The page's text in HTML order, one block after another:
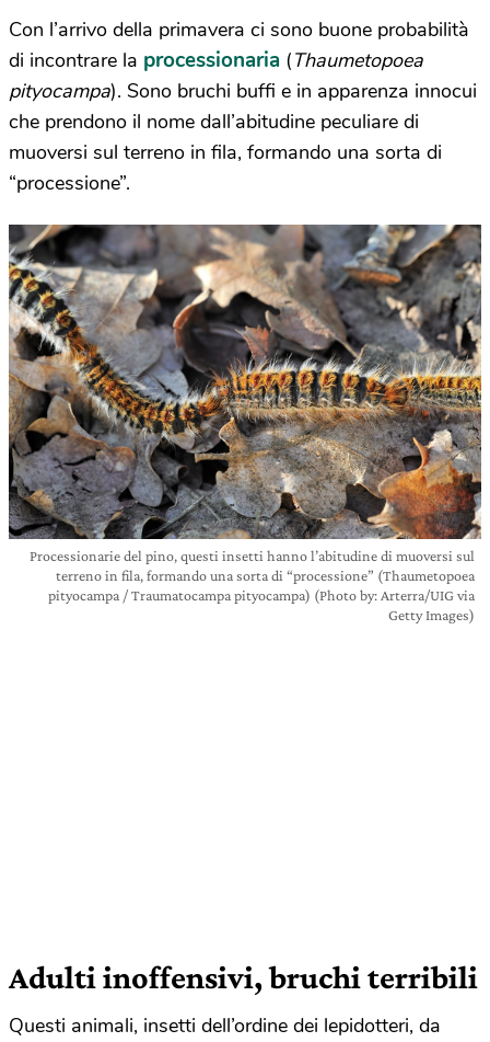
Con l’arrivo della primavera ci sono buone probabilità
di incontrare la processionaria (Thaumetopoea
pityocampa). Sono bruchi buffi e in apparenza innocui
che prendono il nome dall’abitudine peculiare di
muoversi sul terreno in fila, formando una sorta di
“processione”.
Processionarie del pino, questi insetti hanno l’abitudine di muoversi sul
terreno in fila, formando una sorta di “processione” (Thaumetopoea
pityocampa / Traumatocampa pityocampa) (Photo by: Arterra/UIG via
Getty Images)
Adulti inoffensivi, bruchi terribili
Questi animali, insetti dell’ordine dei lepidotteri, da